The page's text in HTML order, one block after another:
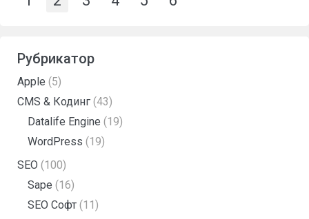
Рубрикатор
Apple (5)
CMS & Кодинг (43)
Datalife Engine (19)
WordPress (19)
SEO (100)
Sape (16)
SEO Софт (11)